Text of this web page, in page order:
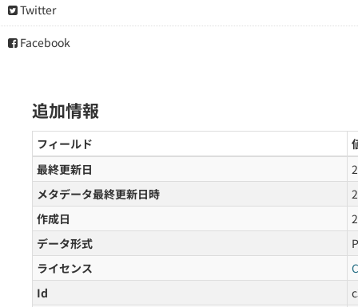
Twitter
Facebook
追加情報
フィールド
最終更新日
メタデータ最終更新日時
作成日
データ形式
ライセンス
Id